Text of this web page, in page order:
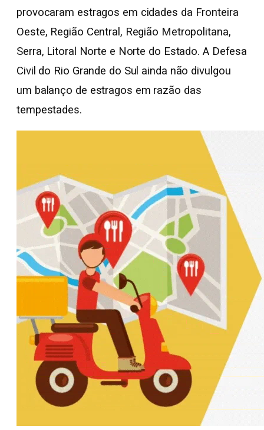
provocaram estragos em cidades da Fronteira
Oeste, Região Central, Região Metropolitana,
Serra, Litoral Norte e Norte do Estado. A Defesa
Civil do Rio Grande do Sul ainda não divulgou
um balanço de estragos em razão das
tempestades.